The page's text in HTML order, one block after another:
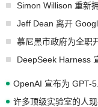
Simon Willison 重新
Jeff Dean 离开
慕尼黑市政府为全职
OpenAI 宣布为 GPT-
许多顶级实验室的人